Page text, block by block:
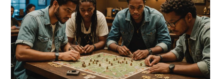
27 OCTOBRE, 2025